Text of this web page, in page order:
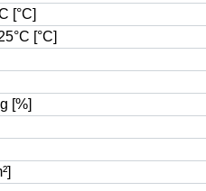
[°C]
[°C]
[%]
²]